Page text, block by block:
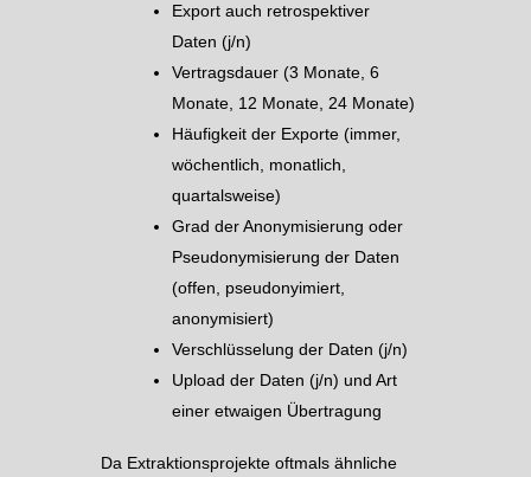
Export auch retrospektiver
Daten (j/n)
Vertragsdauer (3 Monate, 6
Monate, 12 Monate, 24 Monate)
Häufigkeit der Exporte (immer,
wöchentlich, monatlich,
quartalsweise)
Grad der Anonymisierung oder
Pseudonymisierung der Daten
(offen, pseudonyimiert,
anonymisiert)
Verschlüsselung der Daten (j/n)
Upload der Daten (j/n) und Art
einer etwaigen Übertragung
Da Extraktionsprojekte oftmals ähnliche